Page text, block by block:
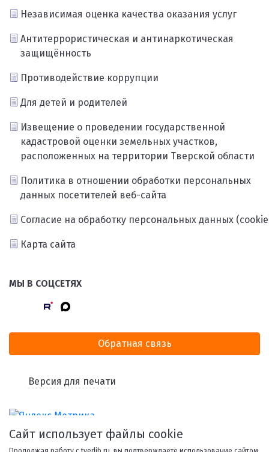
Независимая оценка качества оказания услуг
Антитеррористическая и антинаркотическая
защищённость
Противодействие коррупции
Для детей и родителей
Извещение о проведении государственной
кадастровой оценки земельных участков,
расположенных на территории Тверской области
Политика в отношении обработки персональных
данных посетителей веб-сайта
Согласие на обработку персональных данных
Карта сайта
МЫ В СОЦСЕТЯХ
Обратная связь
Версия для печати
Сайт использует файлы cookie